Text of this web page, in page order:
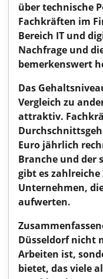
über technische
Fachkräften im
Bereich IT und
Nachfrage und
bemerkenswert
Das
Vergleich zu
attraktiv.
Euro jährlich
Branche und der
gibt es
Unternehmen,
aufwerten.
Düsseldorf nicht
Arbeiten ist,
bietet, das viele